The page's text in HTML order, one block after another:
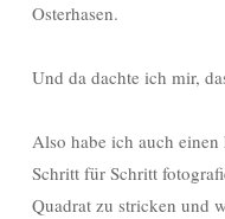
Osterhasen.
Und da dachte ich mir,
Also habe ich auch
Schritt für Schritt
Quadrat zu stricken und